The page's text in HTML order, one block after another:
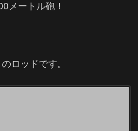
メートル砲！
ロッドです。